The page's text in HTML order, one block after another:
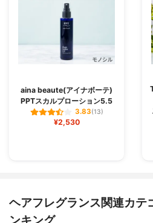
aina beaute(アイナボーテ)
PPTスカルプローション5.5
3.83(13)
¥2,530
ヘアフレグランス関連カテ